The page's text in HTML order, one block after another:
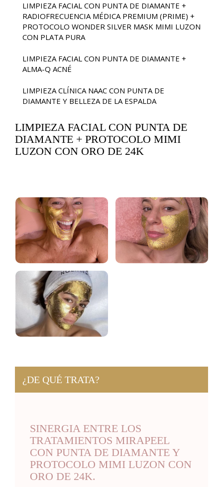
LIMPIEZA FACIAL CON PUNTA DE DIAMANTE +
RADIOFRECUENCIA MÉDICA PREMIUM (PRIME) +
PROTOCOLO WONDER SILVER MASK MIMI LUZON
CON PLATA PURA
LIMPIEZA FACIAL CON PUNTA DE DIAMANTE +
ALMA-Q ACNÉ
LIMPIEZA CLÍNICA NAAC CON PUNTA DE
DIAMANTE Y BELLEZA DE LA ESPALDA
LIMPIEZA FACIAL CON PUNTA DE
DIAMANTE + PROTOCOLO MIMI
LUZON CON ORO DE 24K
¿DE QUÉ TRATA?
SINERGIA ENTRE LOS
TRATAMIENTOS MIRAPEEL
CON PUNTA DE DIAMANTE Y
PROTOCOLO MIMI LUZON CON
ORO DE 24K.